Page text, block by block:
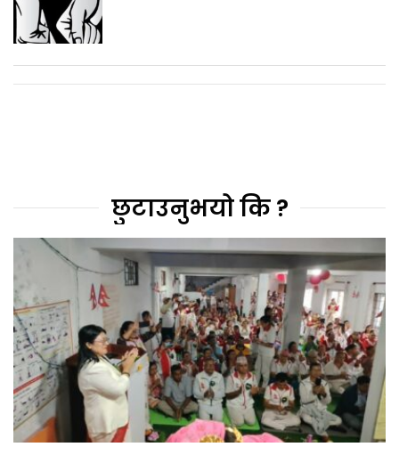
छुटाउनुभयो कि ?